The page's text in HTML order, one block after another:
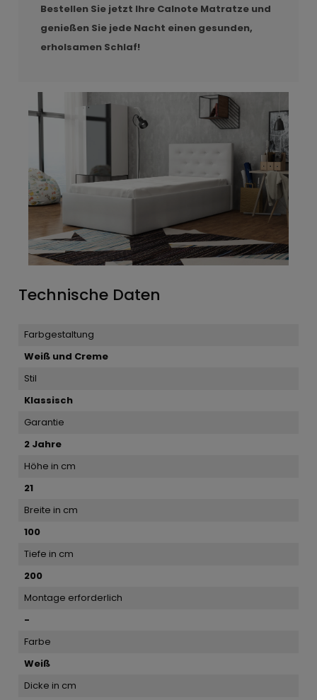
Bestellen Sie jetzt Ihre Calnote Matratze und
genießen Sie jede Nacht einen gesunden,
erholsamen Schlaf!
Technische Daten
Farbgestaltung
Weiß und Creme
Stil
Klassisch
Garantie
2 Jahre
Höhe in cm
21
Breite in cm
100
Tiefe in cm
200
Montage erforderlich
-
Farbe
Weiß
Dicke in cm